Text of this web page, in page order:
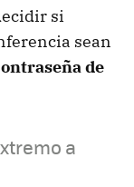
si
sean
de
a